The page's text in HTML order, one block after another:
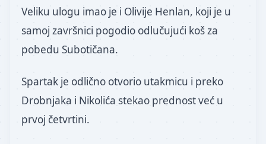
Veliku ulogu imao je i Olivije Henlan, koji je u
samoj završnici pogodio odlučujući koš za
pobedu Subotičana.
Spartak je odlično otvorio utakmicu i preko
Drobnjaka i Nikolića stekao prednost već u
prvoj četvrtini.